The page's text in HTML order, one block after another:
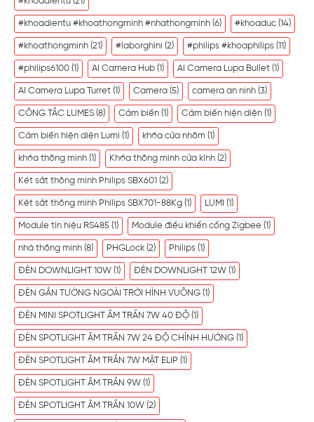
#khoadientu #khoathongminh #nhathongminh (6) #khoaduc (14)
#khoathongminh (21) #laborghini (2) #philips #khoaphilips (11)
#philips6100 (1) AI Camera Hub (1) AI Camera Lupa Bullet (1)
AI Camera Lupa Turret (1) Camera (5) camera an ninh (3)
CÔNG TẮC LUMES (8) Cảm biến (1) Cảm biến hiện diện (1)
Cảm biến hiện diện Lumi (1) khóa cửa nhôm (1)
khóa thông minh (1) Khóa thông minh cửa kính (2)
Két sắt thông minh Philips SBX601 (2)
Két sắt thông minh Philips SBX701-88Kg (1) LUMI (1)
Module tín hiệu RS485 (1) Module điều khiển cổng Zigbee (1)
nhà thông minh (8) PHGLock (2) Philips (1)
ĐÈN DOWNLIGHT 10W (1) ĐÈN DOWNLIGHT 12W (1)
ĐÈN GẮN TƯỜNG NGOÀI TRỜI HÌNH VUÔNG (1)
ĐÈN MINI SPOTLIGHT ÂM TRẦN 7W 40 ĐỘ (1)
ĐÈN SPOTLIGHT ÂM TRẦN 7W 24 ĐỘ CHỈNH HƯỚNG (1)
ĐÈN SPOTLIGHT ÂM TRẦN 7W MẶT ELIP (1)
ĐÈN SPOTLIGHT ÂM TRẦN 9W (1)
ĐÈN SPOTLIGHT ÂM TRẦN 10W (2)